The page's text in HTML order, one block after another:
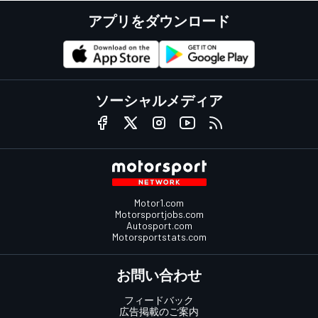
アプリをダウンロード
ソーシャルメディア
Motor1.com
Motorsportjobs.com
Autosport.com
Motorsportstats.com
お問い合わせ
フィードバック
広告掲載のご案内